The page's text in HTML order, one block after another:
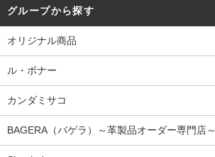
グループから探す
オリジナル商品
ル・ボナー
カンダミサコ
BAGERA（バゲラ）～革製品オーダー専門店～